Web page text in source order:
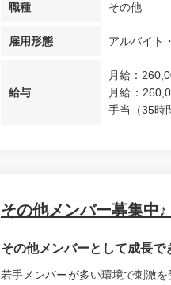
職種 その他
雇用形態 アルバイト
給与
月給：
月給：
手当（35時
その他メンバー募集中
その他メンバーとして成長で
若手メンバーが多い環境で刺激